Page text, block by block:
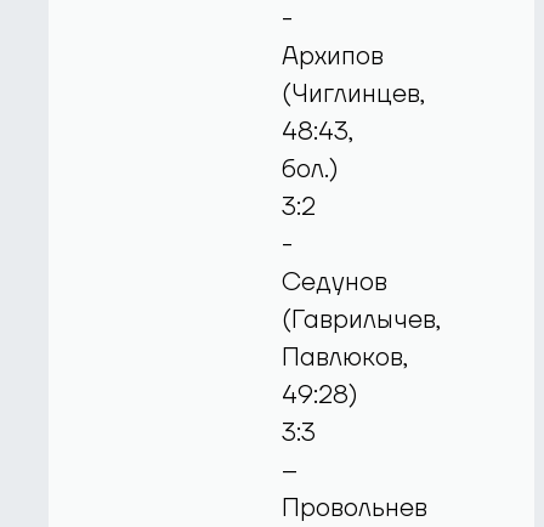
-
Архипов
(Чиглинцев,
48:43,
бол.)
3:2
-
Седунов
(Гаврилычев,
Павлюков,
49:28)
3:3
–
Провольнев